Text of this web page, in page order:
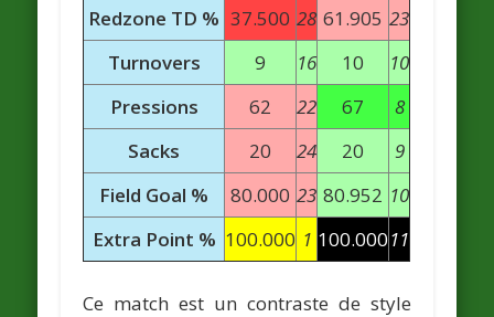
Redzone TD % 37.500 28 61.905 23
Turnovers
9 16 10
10
Pressions
62 22 67
8
Sacks
20 24 20
9
Field Goal %
80.000 23 80.952 10
Extra Point % 100.000 1 100.00011
Ce match est un contraste de style